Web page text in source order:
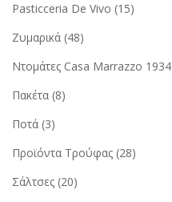
Pasticceria De Vivo (15)
Ζυμαρικά (48)
Ντομάτες Casa Marrazzo 1934
Πακέτα (8)
Ποτά (3)
Προϊόντα Τρούφας (28)
Σάλτσες (20)